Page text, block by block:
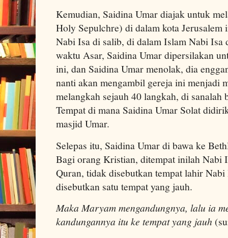
Kemudian, Saidina Umar diajak untuk
Holy Sepulchre) di dalam kota
Nabi Isa di salib, di dalam Islam Nabi Isa
waktu Asar, Saidina Umar dipersilakan
ini, dan Saidina Umar menolak, dia
nanti akan mengambil gereja ini menjadi
melangkah sejauh 40 langkah, di sanalah
Tempat di mana Saidina Umar Solat
masjid Umar.
Selepas itu, Saidina Umar di bawa ke
Bagi orang Kristian, ditempat inilah Nabi
Quran, tidak disebutkan tempat lahir Nabi
disebutkan satu tempat yang jauh.
Maka Maryam mengandungnya, lalu ia
kandungannya itu ke tempat yang jauh